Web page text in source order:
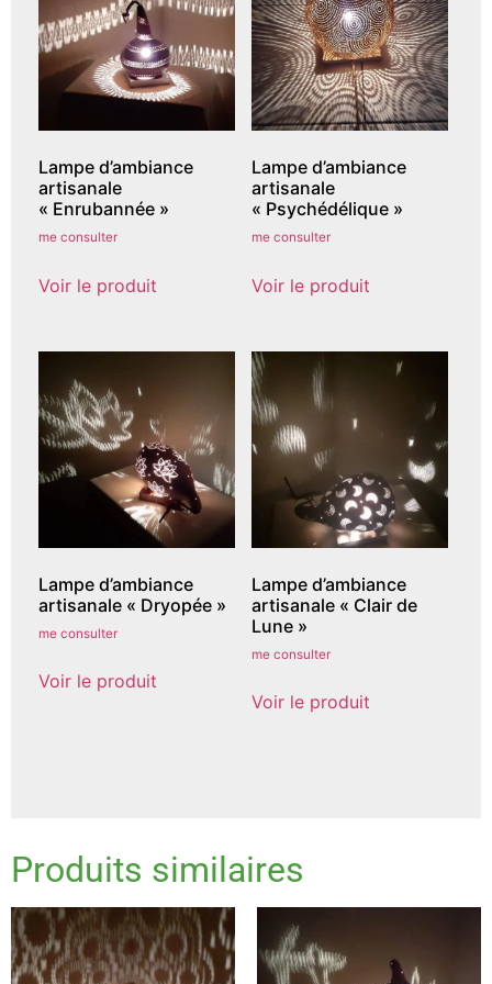
Lampe d’ambiance
artisanale
« Enrubannée »
me consulter
Voir le produit
Lampe d’ambiance
artisanale
« Psychédélique »
me consulter
Voir le produit
Lampe d’ambiance
artisanale « Dryopée »
me consulter
Voir le produit
Lampe d’ambiance
artisanale « Clair de
Lune »
me consulter
Voir le produit
Produits similaires